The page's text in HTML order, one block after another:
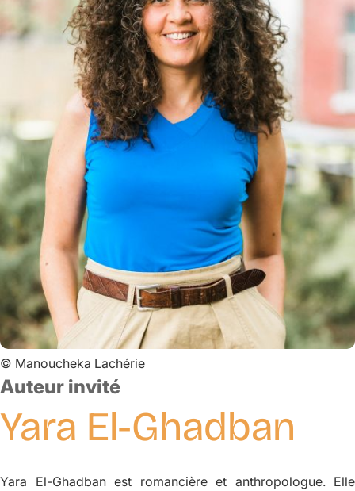
© Manoucheka Lachérie
Auteur invité
Yara El-Ghadban
Yara El-Ghadban est romancière et anthropologue. Elle